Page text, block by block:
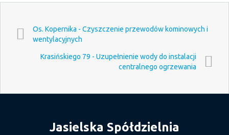
Os. Kopernika - Czyszczenie przewodów kominowych i
wentylacyjnych
Krasińskiego 79 - Uzupełnienie wody do instalacji
centralnego ogrzewania
Jasielska Spółdzielnia